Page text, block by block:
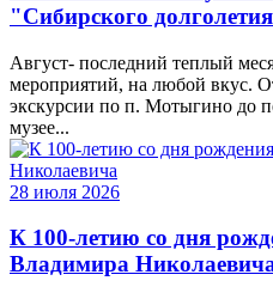
"Сибирского
Август- последний теплый
мероприятий, на любой вкус.
экскурсии по п. Мотыгино до
музее...
28 июля 2026
К 100-летию со дня
Владимира